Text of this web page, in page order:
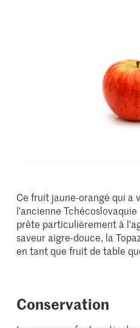
Ce fruit jaune-orangé qui a
l'ancienne
prête particulièrement à
saveur aigre-douce, la
en tant que fruit de table
Conservation